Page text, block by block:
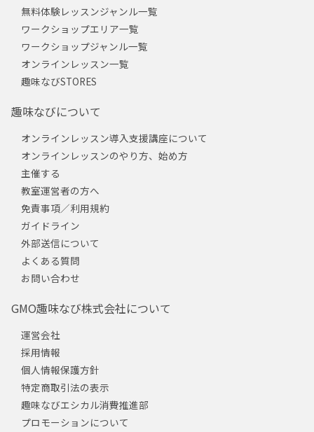
無料体験レッスンジャンル一覧
ワークショップエリア一覧
ワークショップジャンル一覧
オンラインレッスン一覧
趣味なびSTORES
趣味なびについて
オンラインレッスン導入支援講座について
オンラインレッスンのやり方、始め方
主催する
教室運営者の方へ
免責事項／利用規約
ガイドライン
外部送信について
よくある質問
お問い合わせ
GMO趣味なび株式会社について
運営会社
採用情報
個人情報保護方針
特定商取引法の表示
趣味なびエシカル消費推進部
プロモーションについて